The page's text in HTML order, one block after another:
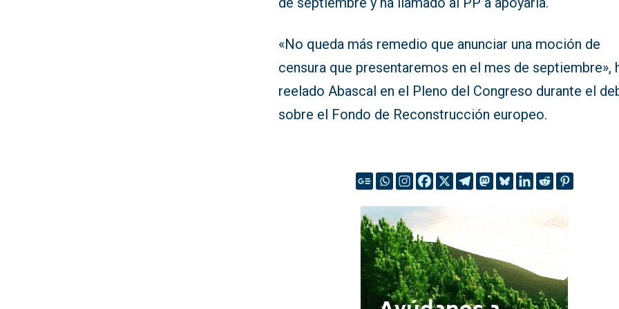
«No queda más remedio que anunciar una moción de
censura que presentaremos en el mes de septiembre»,
reelado Abascal en el Pleno del Congreso durante el
sobre el Fondo de Reconstrucción europeo.